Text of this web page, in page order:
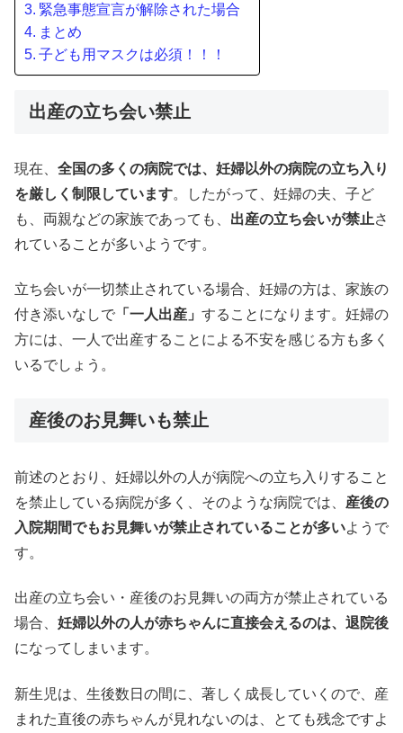
緊急事態宣言が解除された場合
まとめ
子ども用マスクは必須！！！
出産の立ち会い禁止
現在、 全国の多くの病院では、妊婦以外の病院の立ち入り
を厳しく制限しています。したがって、妊婦の夫、子ど
も、両親などの家族であっても、 出産の立ち会いが禁止さ
れていることが多いようです。
立ち会いが一切禁止されている場合、妊婦の方は、家族の
付き添いなしで 「一人出産」 することになります。妊婦の
方には、一人で出産することによる不安を感じる方も多く
いるでしょう。
産後のお見舞いも禁止
前述のとおり、妊婦以外の人が病院への立ち入りすること
を禁止している病院が多く、そのような病院では、 産後の
入院期間でもお見舞いが禁止されていることが多いようで
す。
出産の立ち会い・産後のお見舞いの両方が禁止されている
場合、 妊婦以外の人が赤ちゃんに直接会えるのは、退院後
になってしまいます。
新生児は、生後数日の間に、著しく成長していくので、産
まれた直後の赤ちゃんが見れないのは、とても残念ですよ